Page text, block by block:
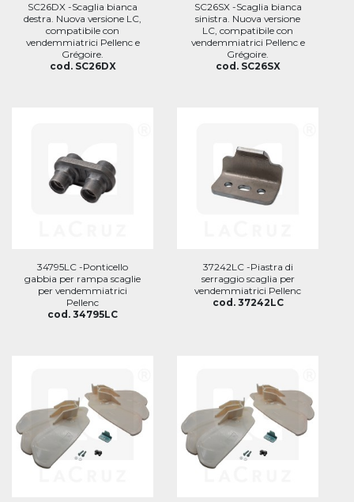
SC26DX -Scaglia bianca
destra. Nuova versione LC,
compatibile con
vendemmiatrici Pellenc e
Grégoire.
cod. SC26DX
SC26SX -Scaglia bianca
sinistra. Nuova versione
LC, compatibile con
vendemmiatrici Pellenc e
Grégoire.
cod. SC26SX
34795LC -Ponticello
gabbia per rampa scaglie
per vendemmiatrici
Pellenc
cod. 34795LC
37242LC -Piastra di
serraggio scaglia per
vendemmiatrici Pellenc
cod. 37242LC